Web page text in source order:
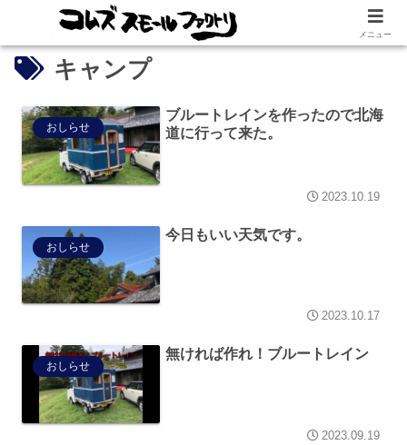
キャンプ
おしらせ
ブルートレインを作ったので北海
道に行って来た。
2023.10.19
おしらせ
今日もいい天気です。
2023.10.17
おしらせ
無ければ作れ！ブルートレイン
2023.09.19
メニュー